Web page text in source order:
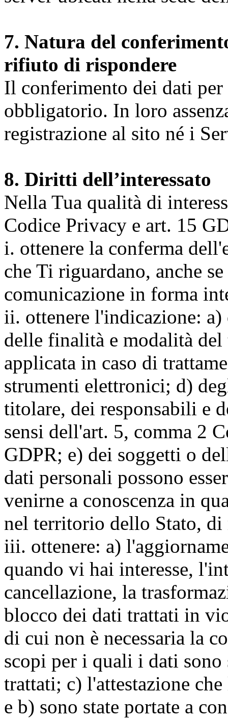
7. Natura del
rifiuto di rispondere
Il conferimento dei dati
obbligatorio. In loro
registrazione al sito né i
8. Diritti dell’interessato
Nella Tua qualità di
Codice Privacy e art. 15
i. ottenere la conferma
che Ti riguardano, anche
comunicazione in forma
ii. ottenere l'indicazione:
delle finalità e modalità
applicata in caso di
strumenti elettronici; d)
titolare, dei responsabili e
sensi dell'art. 5, comma 2
GDPR; e) dei soggetti o
dati personali possono
venirne a conoscenza in
nel territorio dello Stato,
iii. ottenere: a)
quando vi hai interesse,
cancellazione, la
blocco dei dati trattati in
di cui non è necessaria la
scopi per i quali i dati sono
trattati; c) l'attestazione
e b) sono state portate a